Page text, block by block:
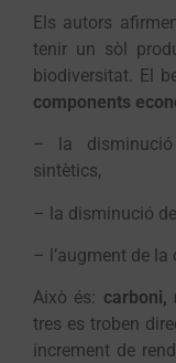
Els autors
tenir un sòl
biodiversitat. El
components
– la
sintètics,
– la disminució
– l’augment de
Això és: carboni,
tres es troben
increment de